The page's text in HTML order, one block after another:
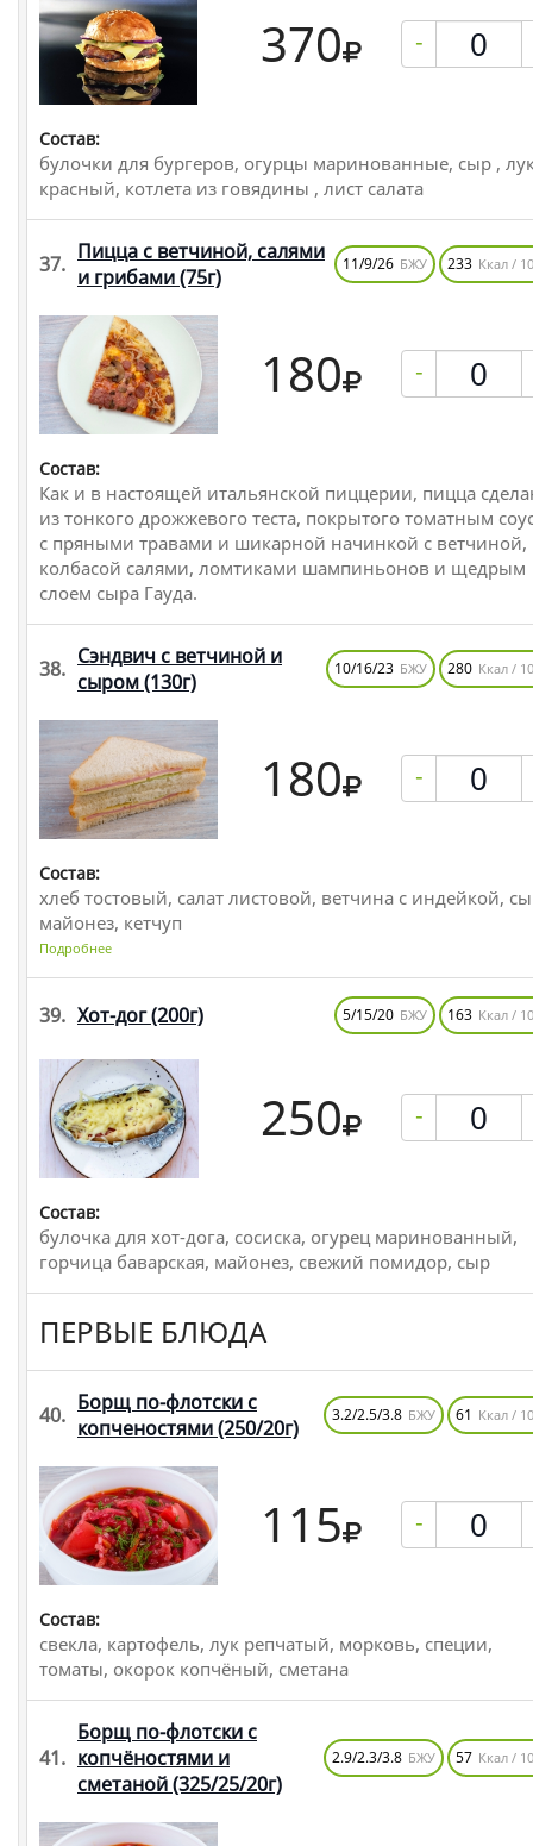
370 -
Состав:
булочки для бургеров, огурцы маринованные, сыр ,
красный, котлета из говядины , лист салата
37. Пицца с ветчиной, салями
и грибами(75г)
11/9/26 БЖУ 233 Ккал /
180 -
Состав:
Как и в настоящей итальянской пиццерии, пицца
из тонкого дрожжевого теста, покрытого томатным
с пряными травами и шикарной начинкой с ветчиной,
колбасой салями, ломтиками шампиньонов и щедрым
слоем сыра Гауда.
38. Сэндвич с ветчиной и
сыром(130г)
10/16/23 БЖУ 280 Ккал /
180 -
Состав:
хлеб тостовый, салат листовой, ветчина с индейкой,
майонез, кетчуп
Подробнее
39. Хот-дог(200г) 5/15/20 БЖУ 163 Ккал /
250 -
Состав:
булочка для хот-дога, сосиска, огурец маринованный,
горчица баварская, майонез, свежий помидор, сыр
ПЕРВЫЕ БЛЮДА
40. Борщ по-флотски с
копченостями(250/20г)
3.2/2.5/3.8 БЖУ 61 Ккал /
115 -
Состав:
свекла, картофель, лук репчатый, морковь, специи,
томаты, окорок копчёный, сметана
41.
Борщ по-флотски с
копчёностями и
сметаной(325/25/20г)
2.9/2.3/3.8 БЖУ 57 Ккал /